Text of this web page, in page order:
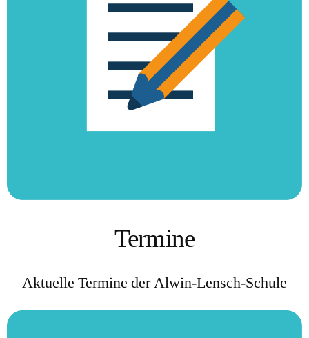
Termine
Aktuelle Termine der Alwin-Lensch-Schule